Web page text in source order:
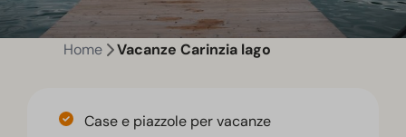
Home Vacanze Carinzia lago
Case e piazzole per vacanze